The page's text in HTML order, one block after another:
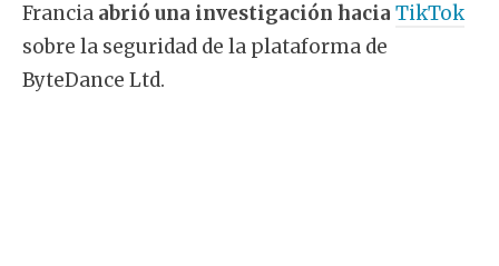
Francia abrió una investigación hacia TikTok
sobre la seguridad de la plataforma de
ByteDance Ltd.